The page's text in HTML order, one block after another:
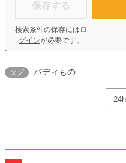
保存する
検索条件の保存には ロ
グインが必要です。
タグ バディもの